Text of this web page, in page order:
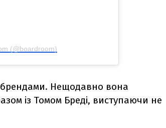
(@boardroom)
Нещодавно вона
із Томом Бреді, виступаючи не